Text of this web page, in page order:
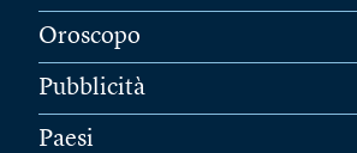
Oroscopo
Pubblicità
Paesi